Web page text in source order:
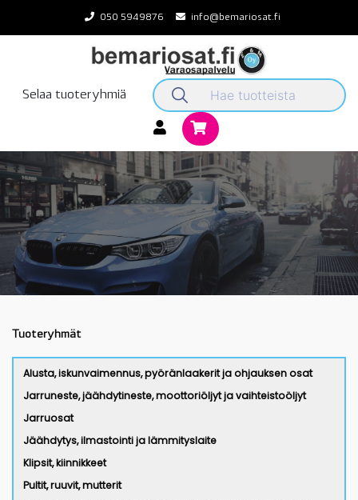
content
050 5949876 info@bemariosat.fi
Selaa tuoteryhmiä
Tuoteryhmät
Alusta, iskunvaimennus, pyöränlaakerit ja ohjauksen osat
Jarruneste, jäähdytineste, moottoriöljyt ja vaihteistoöljyt
Jarruosat
Jäähdytys, ilmastointi ja lämmityslaite
Klipsit, kiinnikkeet
Pultit, ruuvit, mutterit